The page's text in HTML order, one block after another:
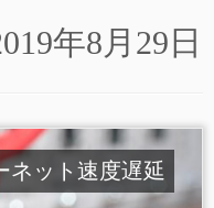
年8月29日
ネット速度遅延